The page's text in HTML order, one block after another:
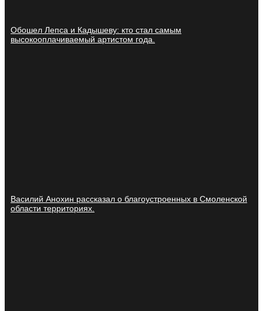
Обошел Лепса и Кадышеву: кто стал самым
высокооплачиваемый артистом года.
Василий Анохин рассказал о благоустроенных в Смоленской
области территориях.